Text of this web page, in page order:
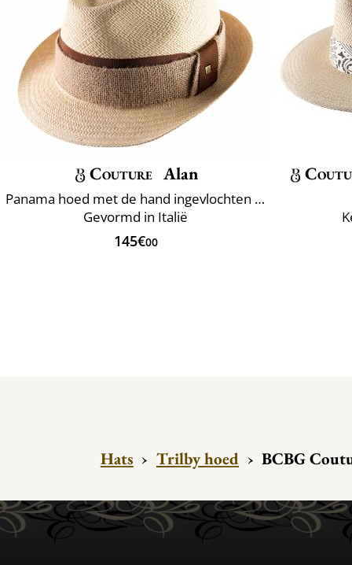
Couture Alan
Panama hoed met de hand ingevlochten Ecuador
Gevormd in Italië
145€00
Hats › Trilby hoed › BCBG